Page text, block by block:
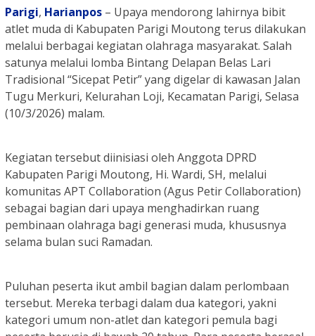
Parigi, Harianpos – Upaya mendorong lahirnya bibit
atlet muda di Kabupaten Parigi Moutong terus dilakukan
melalui berbagai kegiatan olahraga masyarakat. Salah
satunya melalui lomba Bintang Delapan Belas Lari
Tradisional “Sicepat Petir” yang digelar di kawasan Jalan
Tugu Merkuri, Kelurahan Loji, Kecamatan Parigi, Selasa
(10/3/2026) malam.
Kegiatan tersebut diinisiasi oleh Anggota DPRD
Kabupaten Parigi Moutong, Hi. Wardi, SH, melalui
komunitas APT Collaboration (Agus Petir Collaboration)
sebagai bagian dari upaya menghadirkan ruang
pembinaan olahraga bagi generasi muda, khususnya
selama bulan suci Ramadan.
Puluhan peserta ikut ambil bagian dalam perlombaan
tersebut. Mereka terbagi dalam dua kategori, yakni
kategori umum non-atlet dan kategori pemula bagi